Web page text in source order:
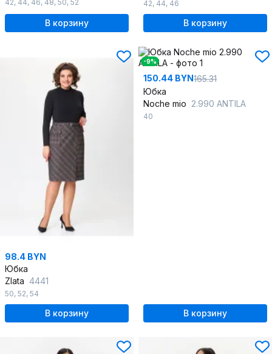
42, 44, 46, 48, 50, 52
В корзину
42, 44, 46
В корзину
98.4 BYN
Юбка
Zlata 4441
50, 52, 54
В корзину
-9%
150.44 BYN165.31
Юбка
Noche mio 2.990 ANTILA
40
В корзину